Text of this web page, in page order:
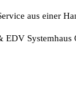
aus einer
EDV Systemhaus